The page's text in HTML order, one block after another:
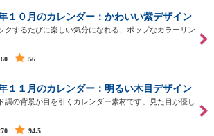
１０月のカレンダー：かわいい紫デザイン
クするたびに楽しい気分になれる、ポップなカラーリン
56
１１月のカレンダー：明るい木目デザイン
調の背景が目を引くカレンダー素材です。見た目が優し
94.5